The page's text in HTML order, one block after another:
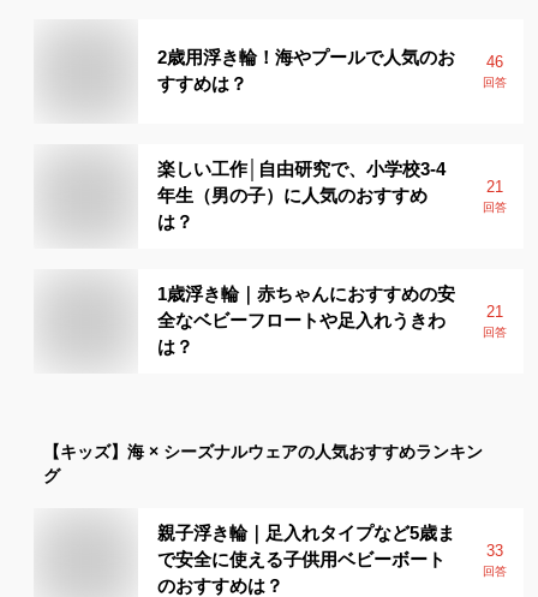
2歳用浮き輪！海やプールで人気のお
すすめは？
46
回答
楽しい工作│自由研究で、小学校3-4
年生（男の子）に人気のおすすめ
は？
21
回答
1歳浮き輪｜赤ちゃんにおすすめの安
全なベビーフロートや足入れうきわ
は？
21
回答
【キッズ】 海 × シーズナルウェアの人気おすすめランキン
グ
親子浮き輪｜足入れタイプなど5歳ま
で安全に使える子供用ベビーボート
のおすすめは？
33
回答